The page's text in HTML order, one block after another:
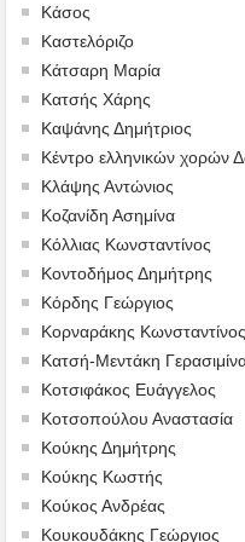
Κάσος
Καστελόριζο
Κάτσαρη Μαρία
Κατσής Χάρης
Καψάνης Δημήτριος
Κέντρο ελληνικών χορών
Κλάψης Αντώνιος
Κοζανίδη Ασημίνα
Κόλλιας Κωνσταντίνος
Κοντοδήμος Δημήτρης
Κόρδης Γεώργιος
Κορναράκης Κωνσταντίνος
Κατσή-Μεντάκη
Κοτσιφάκος Ευάγγελος
Κοτσοπούλου Αναστασία
Κούκης Δημήτρης
Κούκης Κωστής
Κούκος Ανδρέας
Κουκουδάκης Γεώργιος